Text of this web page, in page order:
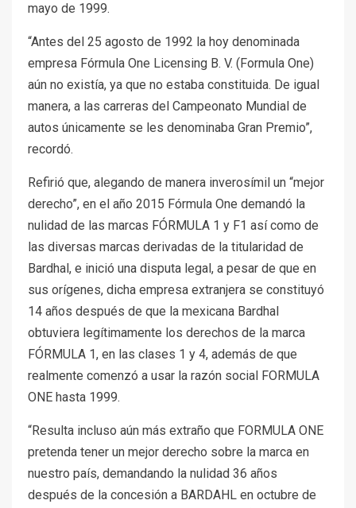
mayo de 1999.
“Antes del 25 agosto de 1992 la hoy denominada
empresa Fórmula One Licensing B. V. (Formula One)
aún no existía, ya que no estaba constituida. De igual
manera, a las carreras del Campeonato Mundial de
autos únicamente se les denominaba Gran Premio”,
recordó.
Refirió que, alegando de manera inverosímil un “mejor
derecho”, en el año 2015 Fórmula One demandó la
nulidad de las marcas FÓRMULA 1 y F1 así como de
las diversas marcas derivadas de la titularidad de
Bardhal, e inició una disputa legal, a pesar de que en
sus orígenes, dicha empresa extranjera se constituyó
14 años después de que la mexicana Bardhal
obtuviera legítimamente los derechos de la marca
FÓRMULA 1, en las clases 1 y 4, además de que
realmente comenzó a usar la razón social FORMULA
ONE hasta 1999.
“Resulta incluso aún más extraño que FORMULA ONE
pretenda tener un mejor derecho sobre la marca en
nuestro país, demandando la nulidad 36 años
después de la concesión a BARDAHL en octubre de